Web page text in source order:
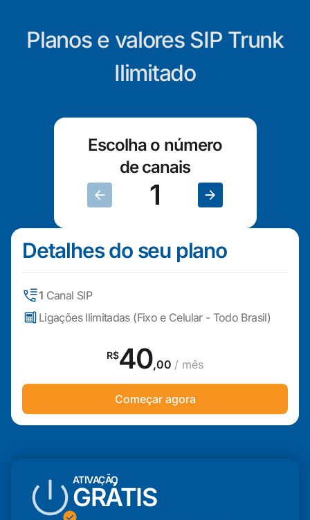
Planos e valores SIP Trunk
Ilimitado
Escolha o número
de canais
Detalhes do seu plano
1 Canal SIP
Ligações Ilimitadas (Fixo e Celular - Todo Brasil)
R$40,00 / mês
Começar agora
ATIVAÇÃO
GRÁTIS